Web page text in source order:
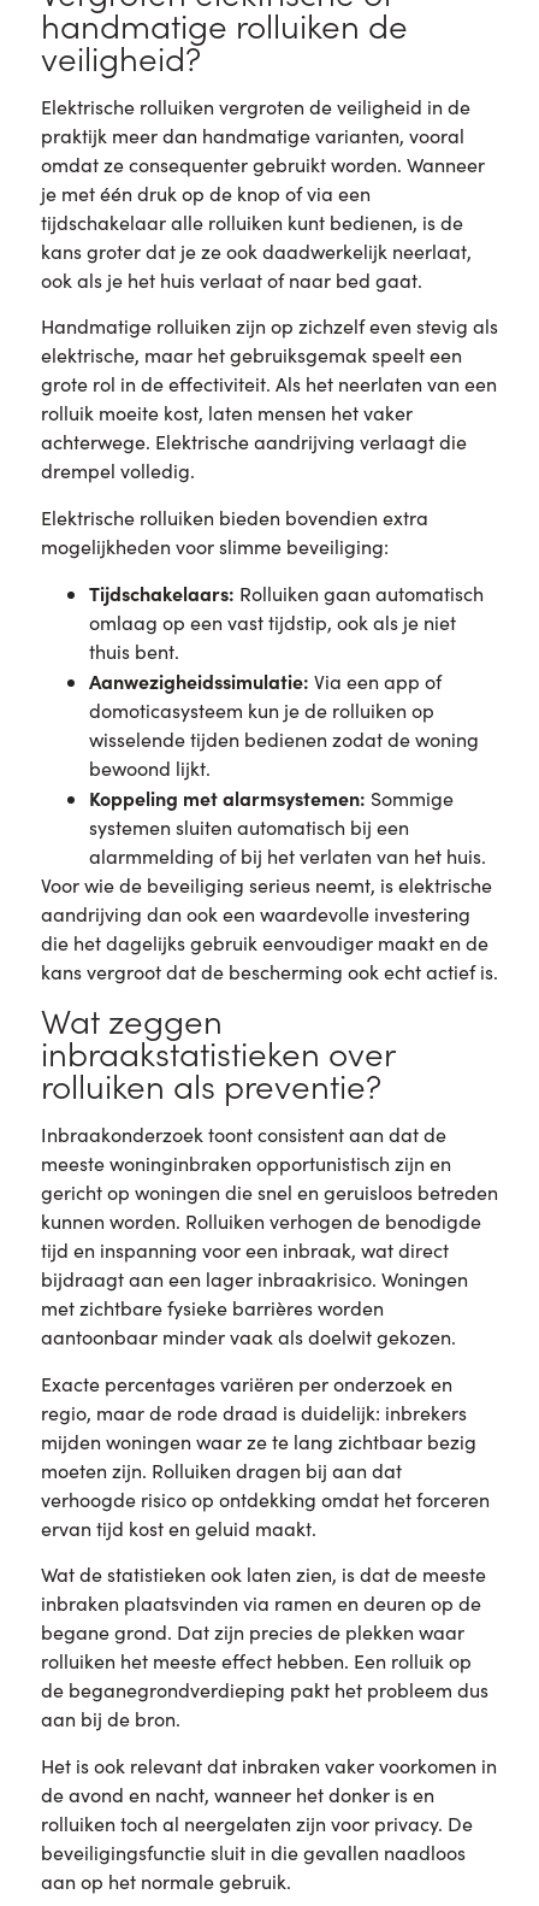
handmatige rolluiken de
veiligheid?
Elektrische rolluiken vergroten de veiligheid in de
praktijk meer dan handmatige varianten, vooral
omdat ze consequenter gebruikt worden. Wanneer
je met één druk op de knop of via een
tijdschakelaar alle rolluiken kunt bedienen, is de
kans groter dat je ze ook daadwerkelijk neerlaat,
ook als je het huis verlaat of naar bed gaat.
Handmatige rolluiken zijn op zichzelf even stevig als
elektrische, maar het gebruiksgemak speelt een
grote rol in de effectiviteit. Als het neerlaten van een
rolluik moeite kost, laten mensen het vaker
achterwege. Elektrische aandrijving verlaagt die
drempel volledig.
Elektrische rolluiken bieden bovendien extra
mogelijkheden voor slimme beveiliging:
Tijdschakelaars: Rolluiken gaan automatisch
omlaag op een vast tijdstip, ook als je niet
thuis bent.
Aanwezigheidssimulatie: Via een app of
domoticasysteem kun je de rolluiken op
wisselende tijden bedienen zodat de woning
bewoond lijkt.
Koppeling met alarmsystemen: Sommige
systemen sluiten automatisch bij een
alarmmelding of bij het verlaten van het huis.
Voor wie de beveiliging serieus neemt, is elektrische
aandrijving dan ook een waardevolle investering
die het dagelijks gebruik eenvoudiger maakt en de
kans vergroot dat de bescherming ook echt actief is.
Wat zeggen
inbraakstatistieken over
rolluiken als preventie?
Inbraakonderzoek toont consistent aan dat de
meeste woninginbraken opportunistisch zijn en
gericht op woningen die snel en geruisloos betreden
kunnen worden. Rolluiken verhogen de benodigde
tijd en inspanning voor een inbraak, wat direct
bijdraagt aan een lager inbraakrisico. Woningen
met zichtbare fysieke barrières worden
aantoonbaar minder vaak als doelwit gekozen.
Exacte percentages variëren per onderzoek en
regio, maar de rode draad is duidelijk: inbrekers
mijden woningen waar ze te lang zichtbaar bezig
moeten zijn. Rolluiken dragen bij aan dat
verhoogde risico op ontdekking omdat het forceren
ervan tijd kost en geluid maakt.
Wat de statistieken ook laten zien, is dat de meeste
inbraken plaatsvinden via ramen en deuren op de
begane grond. Dat zijn precies de plekken waar
rolluiken het meeste effect hebben. Een rolluik op
de beganegrondverdieping pakt het probleem dus
aan bij de bron.
Het is ook relevant dat inbraken vaker voorkomen in
de avond en nacht, wanneer het donker is en
rolluiken toch al neergelaten zijn voor privacy. De
beveiligingsfunctie sluit in die gevallen naadloos
aan op het normale gebruik.